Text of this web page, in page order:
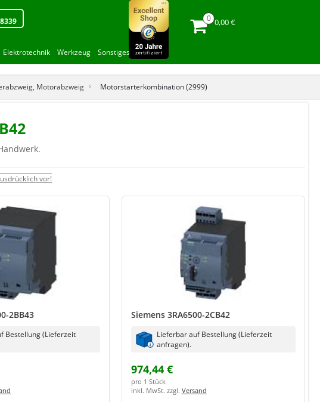
0,00 €
Elektrotechnik Werkzeug Sonstiges
Motorabzweig Motorstarterkombination (2999)
vor!
2BB43
Bestellung (Lieferzeit
Siemens 3RA6500-2CB42
Lieferbar auf Bestellung (Lieferzeit
anfragen).
974,44 €
pro 1 Stück
inkl. MwSt. zzgl. Versand